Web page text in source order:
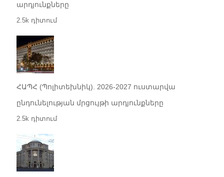
արդյունքները
2.5k դիտում
ՀԱՊՀ (Պոլիտեխնիկ). 2026-2027 ուստարվա
ընդունելության մրցույթի արդյունքները
2.5k դիտում